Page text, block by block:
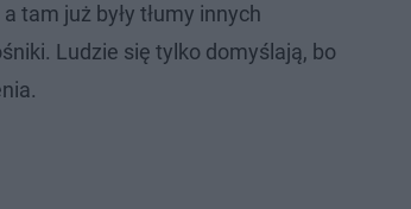
tam już były tłumy innych
Ludzie się tylko domyślają, bo